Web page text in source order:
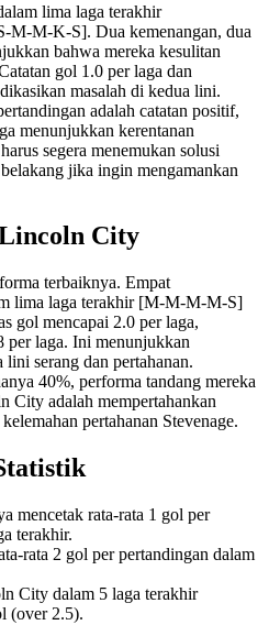
lima laga terakhir
M-M-K-S]. Dua kemenangan, dua
bahwa mereka kesulitan
gol 1.0 per laga dan
masalah di kedua lini.
adalah catatan positif,
menunjukkan kerentanan
segera menemukan solusi
jika ingin mengamankan
City
terbaiknya. Empat
lima laga terakhir [M-M-M-M-S]
gol mencapai 2.0 per laga,
per laga. Ini menunjukkan
serang dan pertahanan.
40%, performa tandang mereka
adalah mempertahankan
pertahanan Stevenage.
mencetak rata-rata 1 gol per
terakhir.
rata 2 gol per pertandingan dalam
City dalam 5 laga terakhir
(over 2.5).